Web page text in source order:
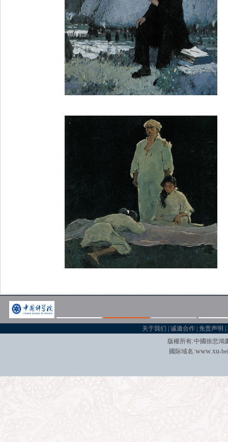
关于我们 |诚邀合作 |免责声明 |
版權所有:中國徐悲鴻
國际域名 :www.xu-